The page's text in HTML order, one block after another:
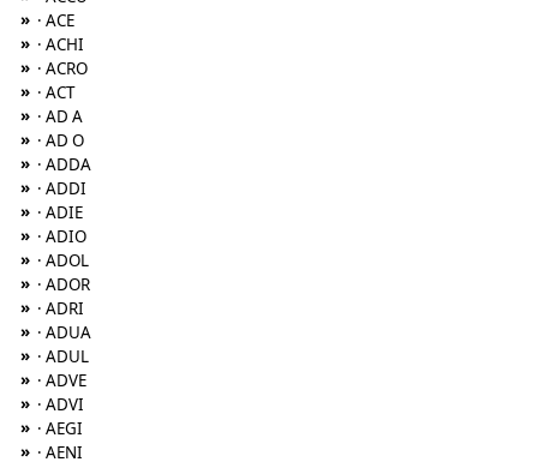
» · ACE
» · ACHI
» · ACRO
» · ACT
» · AD A
» · AD O
» · ADDA
» · ADDI
» · ADIE
» · ADIO
» · ADOL
» · ADOR
» · ADRI
» · ADUA
» · ADUL
» · ADVE
» · ADVI
» · AEGI
» · AENI